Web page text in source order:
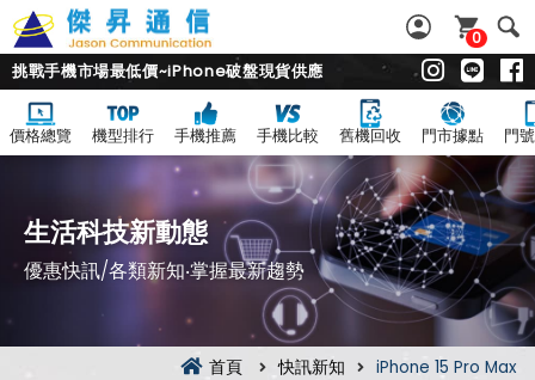
0
挑戰手機市場最低價~iPhone破盤現貨供應
價格總覽 機型排行 手機推薦 手機比較 舊機回收 門市據點 門
生活科技新動態
優惠快訊/各類新知‧掌握最新趨勢
首頁 快訊新知 iPhone 15 Pro Max